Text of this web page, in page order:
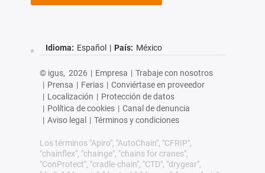
Idioma: Español | País: México
© igus, 2026 | Empresa | Trabaje con nosotros
| Prensa | Ferias | Conviértase en proveedor
| Localización | Protección de datos
| Política de cookies | Canal de denuncia
| Aviso legal | Términos y condiciones
Los términos "Apiro", "AutoChain", "CFRIP",
"chainflex", "chainge", "chains for cranes",
"ConProtect", "cradle-chain", "CTD", "drygear",